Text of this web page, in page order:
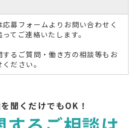
募フォームよりお問い合わせく
てご連絡いたします。
るご質問・働き方の相談等もお
ださい。
聞くだけでもOK！